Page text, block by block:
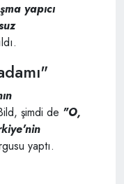
yapıcı
şimdi de "O,
yaptı.